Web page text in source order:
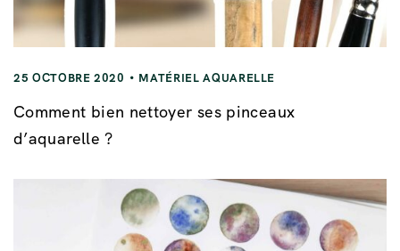
25 OCTOBRE 2020 MATÉRIEL AQUARELLE
Comment bien nettoyer ses pinceaux
d’aquarelle ?